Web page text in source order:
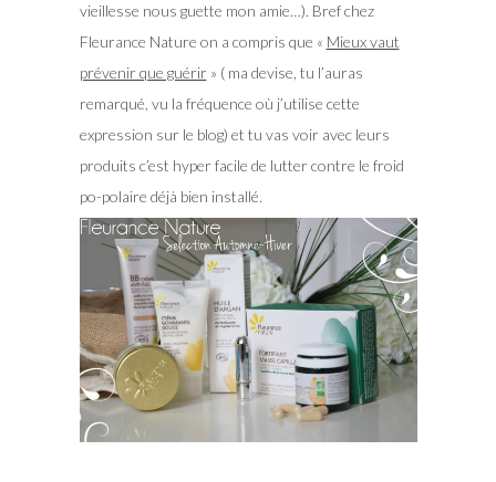
vieillesse nous guette mon amie…). Bref chez
Fleurance Nature on a compris que « Mieux vaut
prévenir que guérir» ( ma devise, tu l’auras
remarqué, vu la fréquence où j’utilise cette
expression sur le blog) et tu vas voir avec leurs
produits c’est hyper facile de lutter contre le froid
po-polaire déjà bien installé.